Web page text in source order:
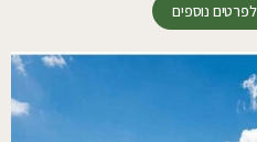
נוספים